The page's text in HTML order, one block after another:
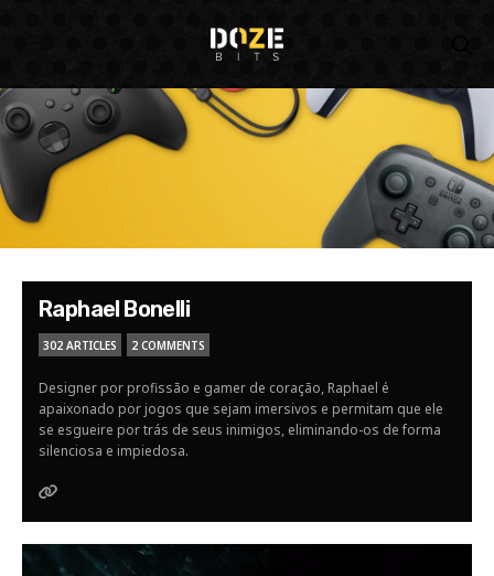
Raphael Bonelli
302 ARTICLES 2 COMMENTS
Designer por profissão e gamer de coração, Raphael é
apaixonado por jogos que sejam imersivos e permitam que ele
se esgueire por trás de seus inimigos, eliminando-os de forma
silenciosa e impiedosa.